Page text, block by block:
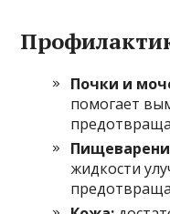
Почки и
помогает
жидкости